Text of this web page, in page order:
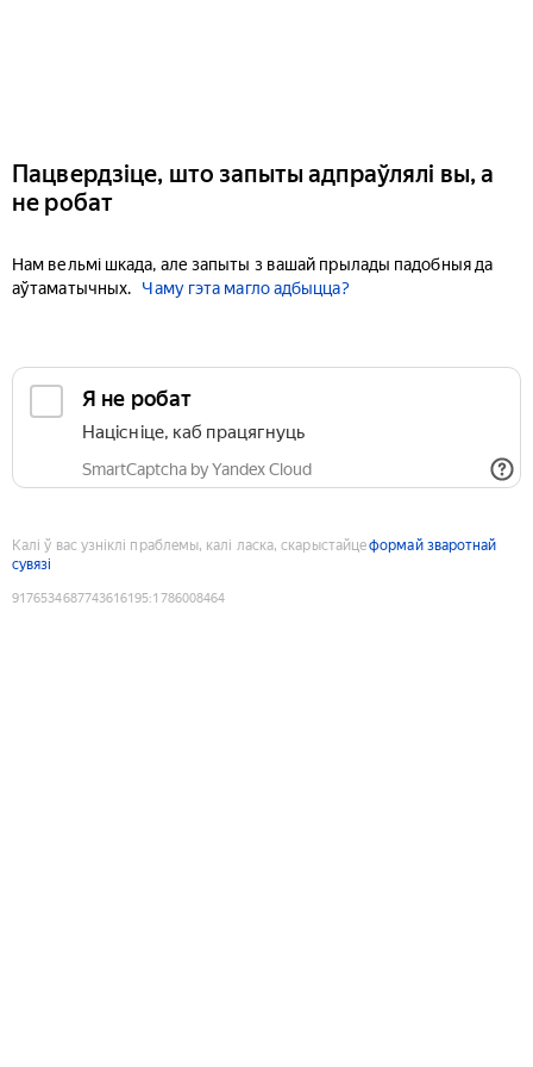
Пацвердзіце, што запыты адпраўлялі вы, а
не робат
Нам вельмі шкада, але запыты з вашай прылады падобныя да
аўтаматычных.
Чаму гэта магло адбыцца?
Я не робат
Націсніце, каб працягнуць
SmartCaptcha by Yandex Cloud
Калі ў вас узніклі праблемы, калі ласка, скарыстайцеформай зваротнай
сувязі
9176534687743616195:1786008464